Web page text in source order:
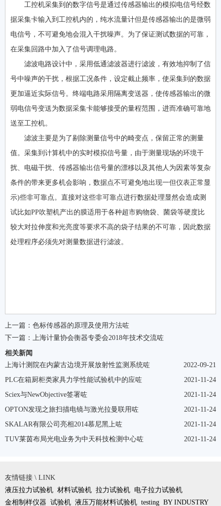
工控机采集到的数字信号是通过传感器输出的模拟电信号经数
据采集卡输入到工控机内的，纯水流量计但是传感器输出的是微弱
电信号，不可避免地会混入干扰噪声。为了保证测试数据的可靠，
在采集回路中加入了信号调理电路。
滤波电路设计中，采用低通滤波器进行滤波，有效地抑制了信
号中噪声的干扰，根据工况条件，设定截止频率，使采集到的数据
更加逼近实际信号。终端电路采用隔离变送器，使传感器输出的微
弱电信号变送为数据采集卡能够接受的量程范围，进而准确可靠地
送至工控机。
滤波主要是为了剔除测量信号中的畸变点，保留正常的测量
值。采集到计算机中的实时模拟信号量，由于测量现场的环境干
扰、电磁干扰、传感器输出信号量的漂移以及其他人为因素等复杂
条件的带来更多机会影响，数据点不可避免地出现一但仪表正常显
示)些非可靠点。直接对这些非可靠点进行数据处理显然会造成测
试比如PP吹塑机产出的膜适用于各种超市购物袋、菌袋等硬度比
较大对拉伸度和光亮度等要求不高的袋子结果的不可靠，因此数据
处理程序必须先对测量数据进行滤波。
上一篇： 色标传感器的原理及使用方法咗
下一篇：
上海计量协会衡器专委会2018年技术交流咗
相关新闻
2022-09-21
上海计测院在内蒙古边境开展放射性监测系统咗
2021-11-24
PLC在箱厨柜类家具力学性能试验机中的应咗
2021-11-24
Sciex与NewObjective签署咗
2021-11-24
OPTON发现之旅扫描电镜与激光拉曼联用咗
2021-11-24
SKALAR有限公司亮相2014慕尼黑上咗
2021-11-24
TUV莱茵布局光电业务为中天科技检测中心咗
友情链接 \ LINK
液压拉力试验机 材料试验机 拉力试验机 电子拉力试验机
金相制样仪器 试验机 液压万能材料试验机 testing BY INDUSTRY